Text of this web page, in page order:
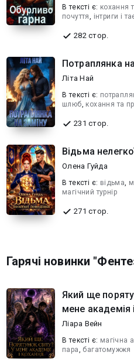
В текcті є: кохання
почуття, інтриги і
282 стор.
Потраплянка
Літа Най
В текcті є:
шлюб, кохання та
231 стор.
Відьма
Олена Гуйда
В текcті є: відьма,
магічний турнір
271 стор.
Гарячі новинки
Який ще
мене академія
Ліара Вейн
В текcті є: магічна
пара, багатомужжя